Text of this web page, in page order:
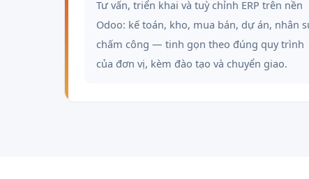
Tư vấn, triển khai và tuỳ chỉnh ERP trên nền
Odoo: kế toán, kho, mua bán, dự án, nhân
chấm công — tinh gọn theo đúng quy trình
của đơn vị, kèm đào tạo và chuyển giao.